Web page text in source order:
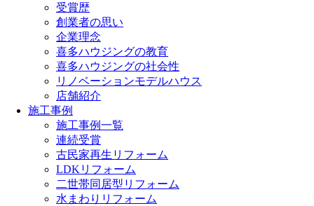
受賞歴
創業者の思い
企業理念
喜多ハウジングの教育
喜多ハウジングの社会性
リノベーションモデルハウス
店舗紹介
施工事例
施工事例一覧
連続受賞
古民家再生リフォーム
LDKリフォーム
二世帯同居型リフォーム
水まわりリフォーム